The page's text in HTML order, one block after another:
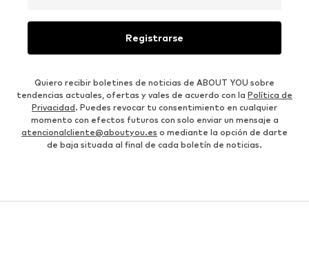
Registrarse
Quiero recibir boletines de noticias de ABOUT YOU sobre
tendencias actuales, ofertas y vales de acuerdo con la Política de
Privacidad. Puedes revocar tu consentimiento en cualquier
momento con efectos futuros con solo enviar un mensaje a
atencionalcliente@aboutyou.es o mediante la opción de darte
de baja situada al final de cada boletín de noticias.